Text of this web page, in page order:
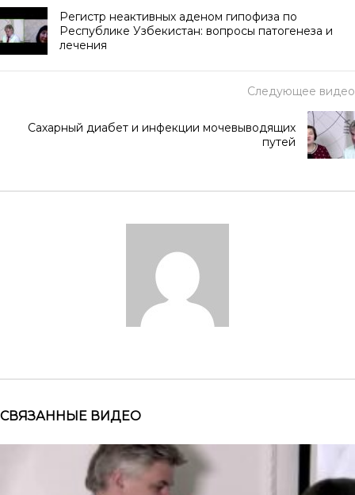
Регистр неактивных аденом гипофиза по
Республике Узбекистан: вопросы патогенеза и
лечения
Следующее видео
Сахарный диабет и инфекции мочевыводящих
путей
СВЯЗАННЫЕ ВИДЕО